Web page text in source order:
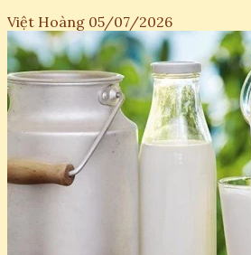
Việt Hoàng 05/07/2026